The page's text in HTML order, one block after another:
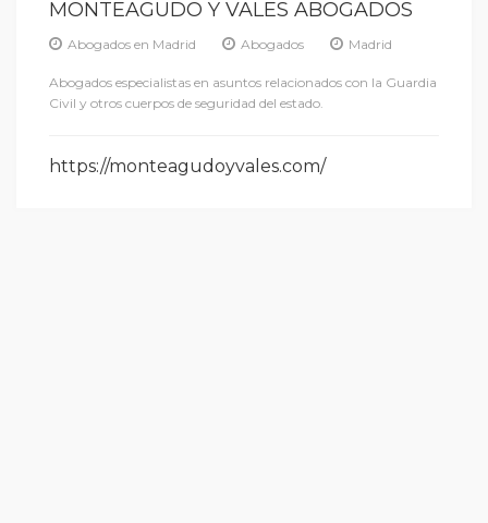
MONTEAGUDO Y VALES ABOGADOS
Abogados en Madrid Abogados Madrid
Abogados especialistas en asuntos relacionados con la Guardia
Civil y otros cuerpos de seguridad del estado.
https://monteagudoyvales.com/